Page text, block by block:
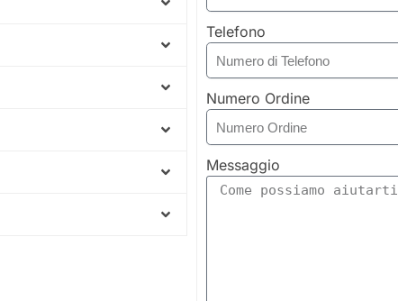
Telefono
Numero Ordine
Messaggio